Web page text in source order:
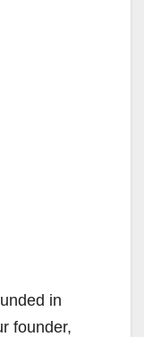
in
founder,